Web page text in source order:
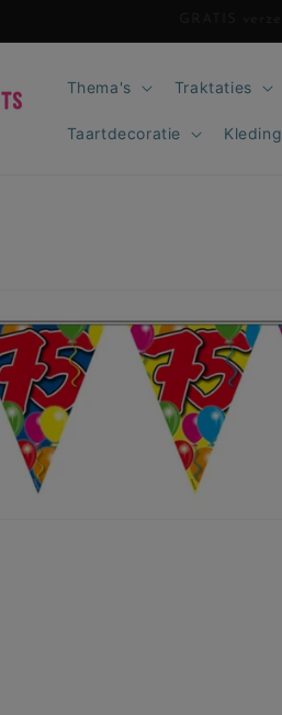
Thema's Traktaties
Taartdecoratie Kleding